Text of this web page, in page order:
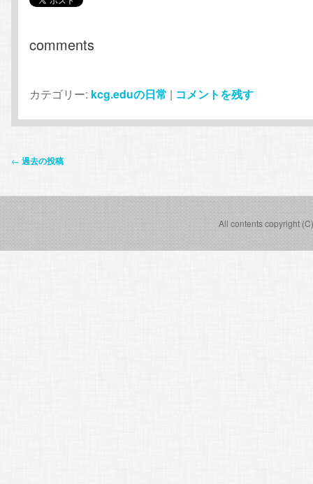
comments
カテゴリー: kcg.eduの日常 | コメントを残す
投
ナ
← 過去の投稿
All contents copyright